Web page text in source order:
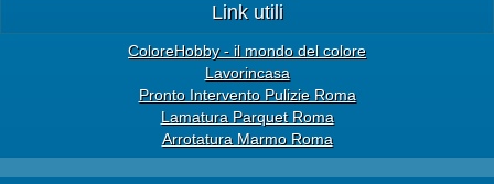
Link utili
ColoreHobby - il mondo del colore
Lavorincasa
Pronto Intervento Pulizie Roma
Lamatura Parquet Roma
Arrotatura Marmo Roma